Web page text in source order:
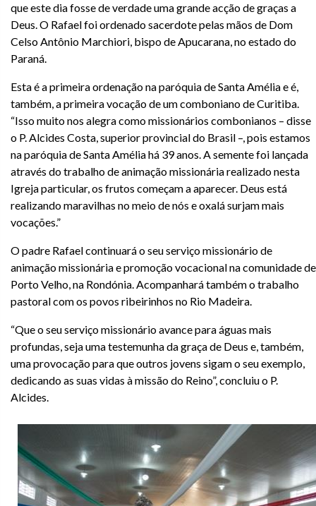
que este dia fosse de verdade uma grande acção de graças a
Deus. O Rafael foi ordenado sacerdote pelas mãos de Dom
Celso Antônio Marchiori, bispo de Apucarana, no estado do
Paraná.
Esta é a primeira ordenação na paróquia de Santa Amélia e é,
também, a primeira vocação de um comboniano de Curitiba.
“Isso muito nos alegra como missionários combonianos – disse
o P. Alcides Costa, superior provincial do Brasil –, pois estamos
na paróquia de Santa Amélia há 39 anos. A semente foi lançada
através do trabalho de animação missionária realizado nesta
Igreja particular, os frutos começam a aparecer. Deus está
realizando maravilhas no meio de nós e oxalá surjam mais
vocações.”
O padre Rafael continuará o seu serviço missionário de
animação missionária e promoção vocacional na comunidade de
Porto Velho, na Rondónia. Acompanhará também o trabalho
pastoral com os povos ribeirinhos no Rio Madeira.
“Que o seu serviço missionário avance para águas mais
profundas, seja uma testemunha da graça de Deus e, também,
uma provocação para que outros jovens sigam o seu exemplo,
dedicando as suas vidas à missão do Reino”, concluiu o P.
Alcides.